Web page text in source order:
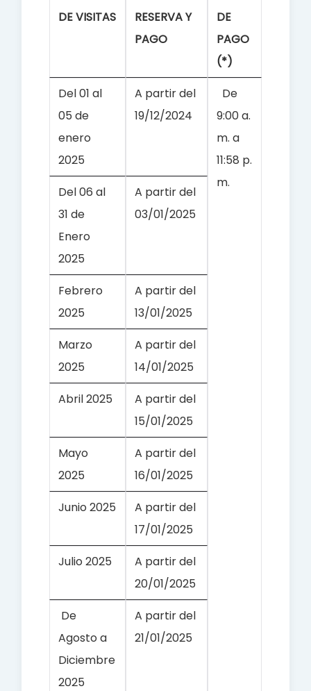
DE VISITAS
RESERVA Y
PAGO
DE
PAGO
(*)
Del 01 al
05 de
enero
2025
A partir del
19/12/2024
De
9:00 a.
m. a
11:58 p.
m.
Del 06 al
31 de
Enero
2025
A partir del
03/01/2025
Febrero
2025
A partir del
13/01/2025
Marzo
2025
A partir del
14/01/2025
Abril 2025
A partir del
15/01/2025
Mayo
2025
A partir del
16/01/2025
Junio 2025
A partir del
17/01/2025
Julio 2025
A partir del
20/01/2025
De
Agosto a
Diciembre
2025
A partir del
21/01/2025